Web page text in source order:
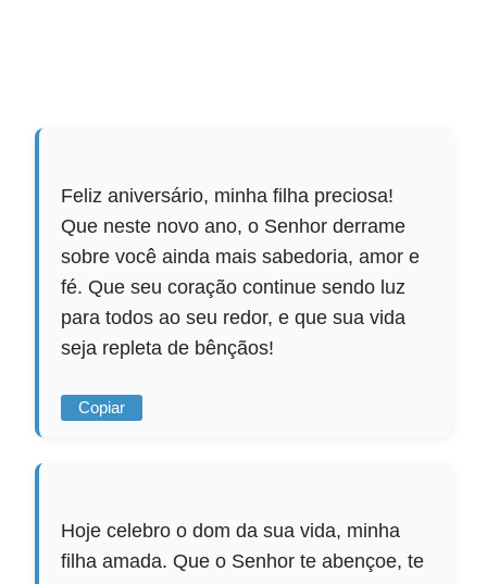
Feliz aniversário, minha filha preciosa!
Que neste novo ano, o Senhor derrame
sobre você ainda mais sabedoria, amor e
fé. Que seu coração continue sendo luz
para todos ao seu redor, e que sua vida
seja repleta de bênçãos!
Copiar
Hoje celebro o dom da sua vida, minha
filha amada. Que o Senhor te abençoe, te